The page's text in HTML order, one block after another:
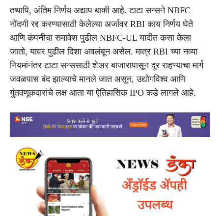
तथापि, अंतिम निर्णय अद्याप बाकी आहे. टाटा सन्सने NBFC
नोंदणी रद्द करण्यासाठी केलेल्या अर्जावर RBI काय निर्णय घेते
आणि कंपनीचा समावेश पुढील NBFC-UL यादीत कसा केला
जातो, यावर पुढील दिशा अवलंबून असेल. मात्र RBI च्या नव्या
नियमांनंतर टाटा सन्ससाठी शेअर बाजारापासून दूर राहण्याचा मार्ग
जवळपास बंद झाल्याचे मानले जात असून, उद्योगविश्व आणि
गुंतवणूकदारांचे लक्ष आता या ऐतिहासिक IPO कडे लागले आहे.